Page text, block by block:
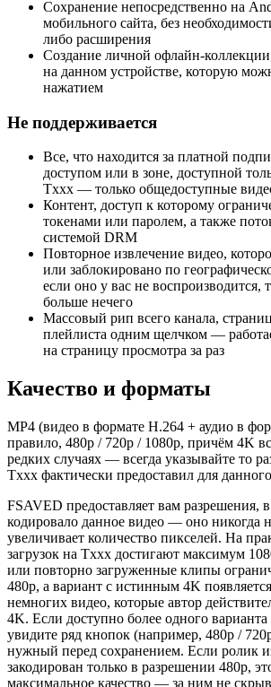
Сохранение непосредственно на
мобильного сайта, без
либо расширения
Создание личной офлайн-
на данном устройстве, которую
нажатием
Не поддерживается
Все, что находится за платной
доступом или в зоне, доступной
Txxx — только общедоступные
Контент, доступ к которому
токенами или паролем, а также
системой DRM
Повторное извлечение видео,
или заблокировано по
если оно у вас не воспроизводится,
больше нечего
Массовый рип всего канала,
плейлиста одним щелчком —
на страницу просмотра за раз
Качество и форматы
MP4 (видео в формате H.264 + аудио в
правило, 480p / 720p / 1080p, причём 4K
редких случаях — всегда указывайте то
Txxx фактически предоставил для
FSAVED предоставляет вам разрешения,
кодировало данное видео — оно никогда
увеличивает количество пикселей. На
загрузок на Txxx достигают максимум
или повторно загруженные клипы
480p, а вариант с истинным 4K
немногих видео, которые автор
4K. Если доступно более одного варианта
увидите ряд кнопок (например, 480p /
нужный перед сохранением. Если ролик
закодирован только в разрешении 480p,
максимальное качество — за ним не